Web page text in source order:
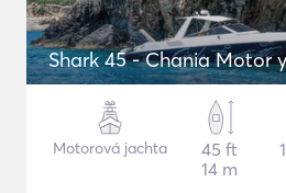
Shark 45 - Chania
Motorová jachta
45 ft
14 m